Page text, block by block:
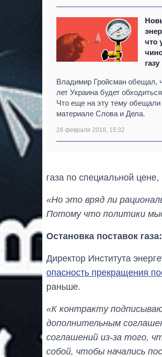
что
газу
Владимир Гройсман обещал,
лет Украина будет
Что еще на эту тему обещали
материале Слова и Дела.
28 февраля 2018, 15:32
газа по специальной
«Но это вряд ли
Потому что политики
Остановка поставок
Директор Института
опасность прекращения
раньше.
«К контракту
дополнительным
соглашений из-за того,
собой, чтобы начались